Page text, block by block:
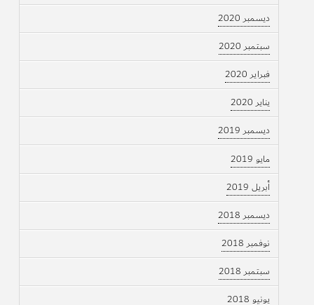
ديسمبر 2020
سبتمبر 2020
فبراير 2020
يناير 2020
ديسمبر 2019
مايو 2019
أبريل 2019
ديسمبر 2018
نوفمبر 2018
سبتمبر 2018
يونيو 2018